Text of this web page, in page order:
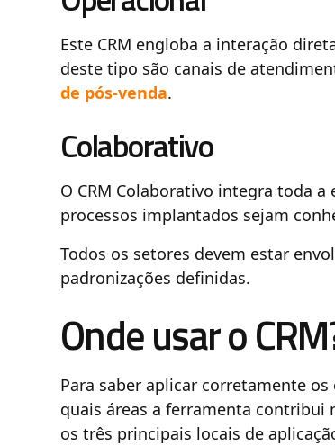
Este CRM engloba a interação
deste tipo são canais de
de pós-venda.
Colaborativo
O CRM Colaborativo integra toda
processos implantados sejam
Todos os setores devem estar
padronizações definidas.
Onde usar o
Para saber aplicar corretamente
quais áreas a ferramenta contribui
os três principais locais de